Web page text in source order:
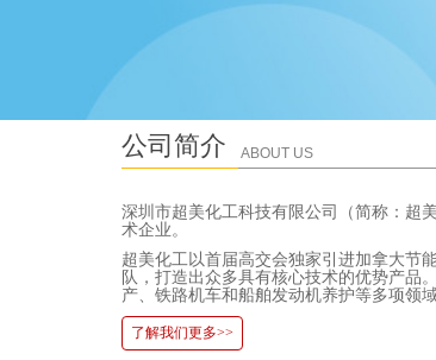
公司简介 ABOUT US
深圳市超美化工科技有限公司（简称：超
术企业。
超美化工以首届高交会独家引进加拿大节
队，打造出众多具有核心技术的优势产品
产、铁路机车和船舶发动机养护等多项领
了解我们更多>>